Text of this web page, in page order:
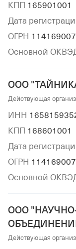
КПП 165901001
Дата
ОГРН
Основной
ООО
Действующая
ИНН
КПП 168601001
Дата
ОГРН
Основной
ООО
Действующая